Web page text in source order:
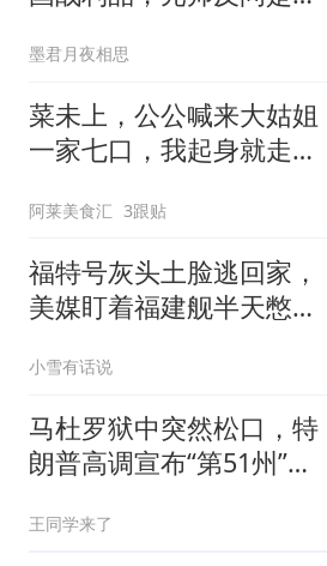
墨君月夜相思
菜未上，公公喊来大姑姐
一家七口，我起身就走，
阿莱美食汇 3跟贴
福特号灰头土脸逃回家，
美媒盯着福建舰半天憋出
小雪有话说
马杜罗狱中突然松口，特
朗普高调宣布“第51州”，
盘大棋终于浮出水面
王同学来了